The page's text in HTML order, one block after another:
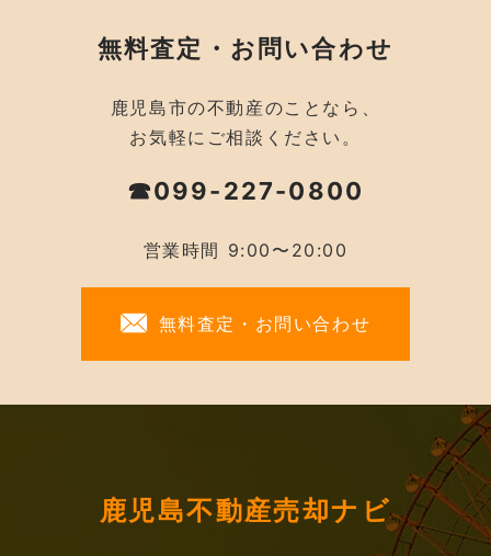
無料査定・お問い合わせ
鹿児島市の不動産のことなら、
お気軽にご相談ください。
☎099-227-0800
営業時間 9:00〜20:00
無料査定・お問い合わせ
鹿児島不動産売却ナビ